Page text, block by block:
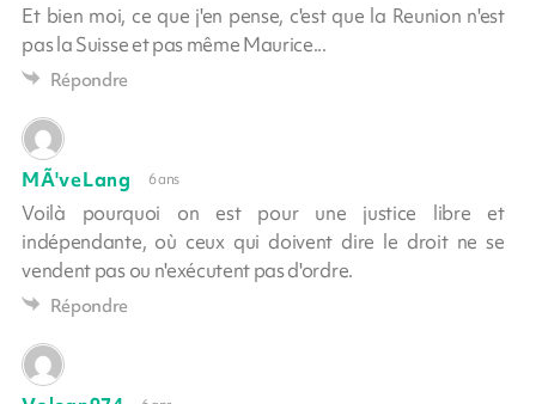
Et bien moi, ce que j'en pense, c'est que la Reunion n'est
pas la Suisse et pas même Maurice...
Répondre
MÃ'veLang 6 ans
Voilà pourquoi on est pour une justice libre et
indépendante, où ceux qui doivent dire le droit ne se
vendent pas ou n'exécutent pas d'ordre.
Répondre